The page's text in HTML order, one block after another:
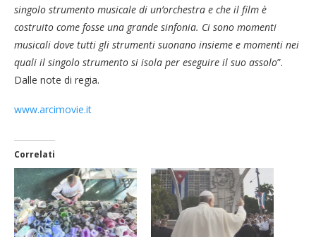
singolo strumento musicale di un’orchestra e che il film è
costruito come fosse una grande sinfonia. Ci sono momenti
musicali dove tutti gli strumenti suonano insieme e momenti nei
quali il singolo strumento si isola per eseguire il suo assolo”.
Dalle note di regia.
www.arcimovie.it
Correlati